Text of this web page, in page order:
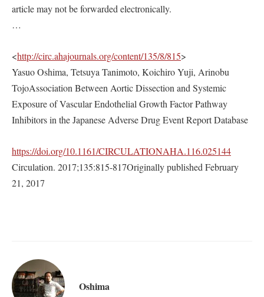
article may not be forwarded electronically.
…
<http://circ.ahajournals.org/content/135/8/815>
Yasuo Oshima, Tetsuya Tanimoto, Koichiro Yuji, Arinobu
TojoAssociation Between Aortic Dissection and Systemic
Exposure of Vascular Endothelial Growth Factor Pathway
Inhibitors in the Japanese Adverse Drug Event Report Database
https://doi.org/10.1161/CIRCULATIONAHA.116.025144
Circulation. 2017;135:815-817Originally published February
21, 2017
Oshima